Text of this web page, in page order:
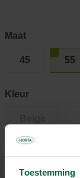
Toestemming
Maat
45 55
Kleur